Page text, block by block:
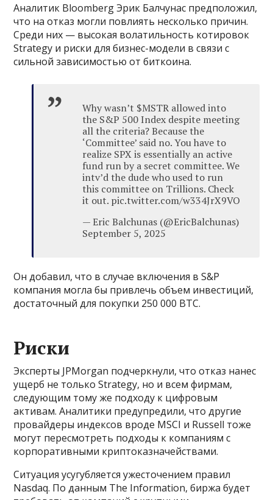
Аналитик Bloomberg Эрик Балчунас предположил,
что на отказ могли повлиять несколько причин.
Среди них — высокая волатильность котировок
Strategy и риски для бизнес-модели в связи с
сильной зависимостью от биткоина.
Why wasn’t $MSTR allowed into
the S&P 500 Index despite meeting
all the criteria? Because the
‘Committee’ said no. You have to
realize SPX is essentially an active
fund run by a secret committee. We
intv’d the dude who used to run
this committee on Trillions. Check
it out. pic.twitter.com/w334JrX9VO
— Eric Balchunas (@EricBalchunas)
September 5, 2025
Он добавил, что в случае включения в S&P
компания могла бы привлечь объем инвестиций,
достаточный для покупки 250 000 BTC.
Риски
Эксперты JPMorgan подчеркнули, что отказ нанес
ущерб не только Strategy, но и всем фирмам,
следующим тому же подходу к цифровым
активам. Аналитики предупредили, что другие
провайдеры индексов вроде MSCI и Russell тоже
могут пересмотреть подходы к компаниям с
корпоративными криптоказначействами.
Ситуация усугубляется ужесточением правил
Nasdaq. По данным The Information, биржа будет